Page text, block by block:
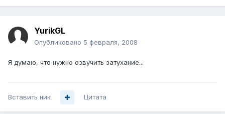
YurikGL
Опубликовано 5 февраля, 2008
Я думаю, что нужно озвучить затухание...
Вставить ник Цитата